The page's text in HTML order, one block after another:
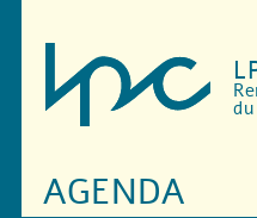
AGENDA